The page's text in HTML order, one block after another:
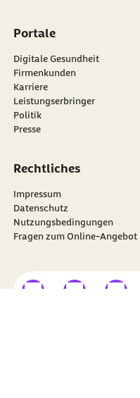
Portale
Digitale Gesundheit
Firmenkunden
Karriere
Leistungserbringer
Politik
Presse
Rechtliches
Impressum
Datenschutz
Nutzungsbedingungen
Fragen zum Online-Angebot
externer Linkexterner Link